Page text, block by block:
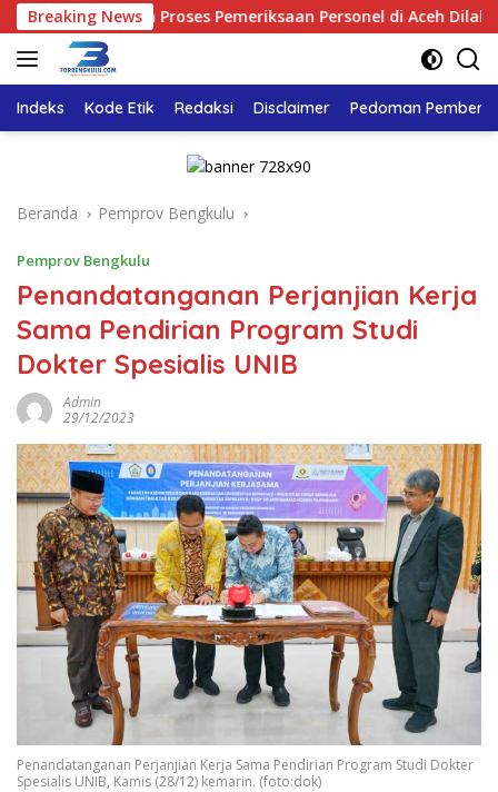
Langsung
ke
konten
Breaking News
Proses Pemeriksaan Personel di Aceh Dilaksanakan
Indeks Kode Etik Redaksi Disclaimer Pedoman
Beranda Pemprov Bengkulu
Pemprov Bengkulu
Penandatanganan Perjanjian Kerja
Sama Pendirian Program Studi
Dokter Spesialis UNIB
Admin
29/12/2023
Penandatanganan Perjanjian Kerja Sama Pendirian Program Studi Dokter
Spesialis UNIB, Kamis (28/12) kemarin. (foto:dok)